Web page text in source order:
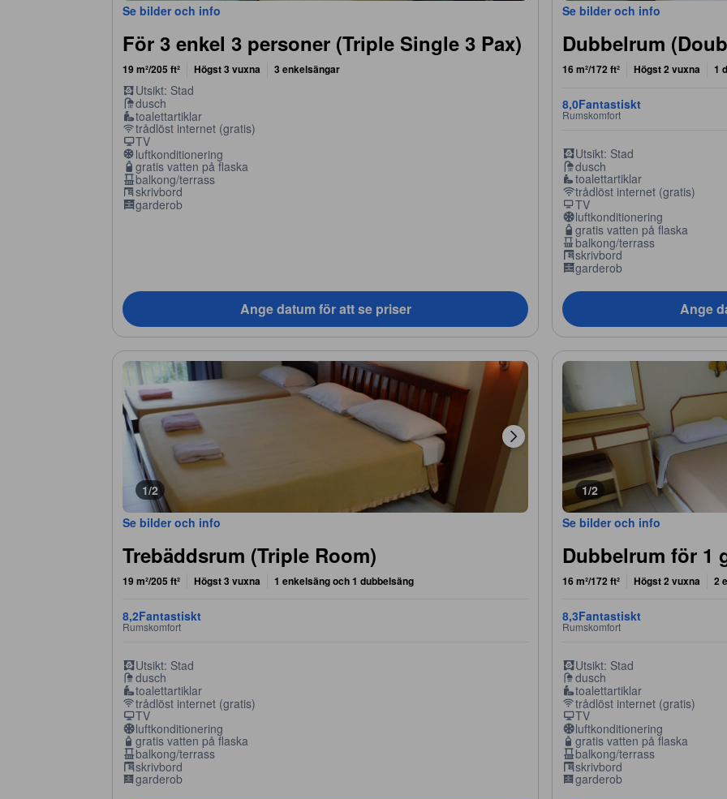
Se bilder och info
För 3 enkel 3 personer (Triple Single 3 Pax)
19 m²/205 ft² Högst 3 vuxna 3 enkelsängar
Utsikt: Stad
dusch
toalettartiklar
trådlöst internet (gratis)
TV
luftkonditionering
gratis vatten på flaska
balkong/terrass
skrivbord
garderob
Ange datum för att se priser
Se bilder och info
Dubbelrum
16 m²/172 ft² Högst 2 vuxna 1
8,0Fantastiskt
Rumskomfort
Utsikt: Stad
dusch
toalettartiklar
trådlöst internet (gratis)
TV
luftkonditionering
gratis vatten på flaska
balkong/terrass
skrivbord
garderob
Ange
1/2
Se bilder och info
Trebäddsrum (Triple Room)
19 m²/205 ft² Högst 3 vuxna 1 enkelsäng och 1 dubbelsäng
8,2Fantastiskt
Rumskomfort
Utsikt: Stad
dusch
toalettartiklar
trådlöst internet (gratis)
TV
luftkonditionering
gratis vatten på flaska
balkong/terrass
skrivbord
garderob
1/2
Se bilder och info
Dubbelrum för 1
16 m²/172 ft² Högst 2 vuxna 2
8,3Fantastiskt
Rumskomfort
Utsikt: Stad
dusch
toalettartiklar
trådlöst internet (gratis)
TV
luftkonditionering
gratis vatten på flaska
balkong/terrass
skrivbord
garderob